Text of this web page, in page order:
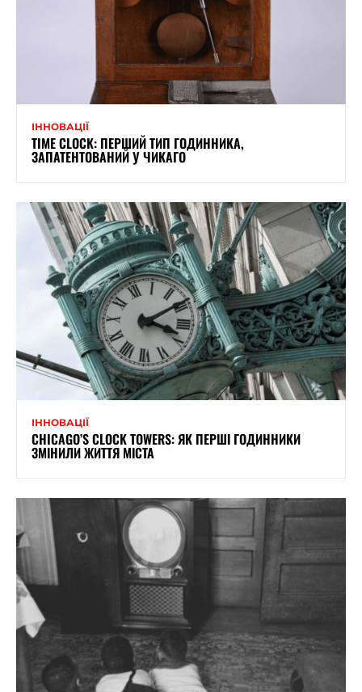
ІННОВАЦІЇ
TIME CLOCK: ПЕРШИЙ ТИП ГОДИННИКА,
ЗАПАТЕНТОВАНИЙ У ЧИКАГО
ІННОВАЦІЇ
CHICAGO’S CLOCK TOWERS: ЯК ПЕРШІ ГОДИННИКИ
ЗМІНИЛИ ЖИТТЯ МІСТА